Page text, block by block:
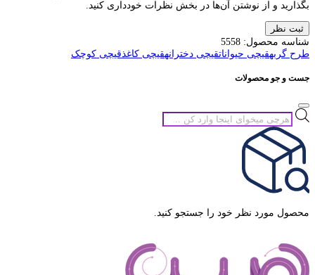
بگذارید و از نوشتن آن‌ها در بخش نظرات خودداری کنید.
ثبت نظر
شناسه محصول: 5558
طرح گربهقیچی حیواناتقیچی دخترانهقیچی کاغذ قیچی کوچک
جست و جو محصولات
جستجوی
محصولات
محصول مورد نظر خود را جستجو کنید.